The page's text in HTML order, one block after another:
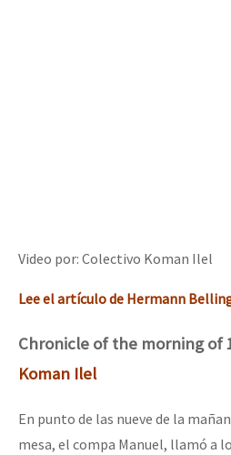
Video por: Colectivo Koman Ilel
Lee el artículo de Hermann
Chronicle of the morning of
Koman Ilel
En punto de las nueve de la
mesa, el compa Manuel, llamó a